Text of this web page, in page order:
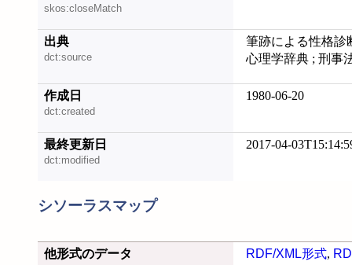
skos:closeMatch
出典
dct:source
筆跡による性格診
心理学辞典 ; 刑事
作成日
dct:created
1980-06-20
最終更新日
dct:modified
2017-04-
シソーラスマップ
他形式のデータ RDF/XML形式,